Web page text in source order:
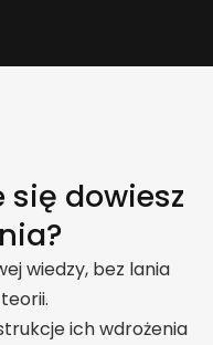
się dowiesz
wiedzy, bez lania
ich wdrożenia